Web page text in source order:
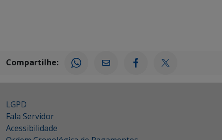
Compartilhe:
LGPD
Fala Servidor
Acessibilidade